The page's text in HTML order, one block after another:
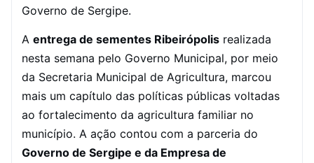
Governo de Sergipe.
A entrega de sementes Ribeirópolis realizada
nesta semana pelo Governo Municipal, por meio
da Secretaria Municipal de Agricultura, marcou
mais um capítulo das políticas públicas voltadas
ao fortalecimento da agricultura familiar no
município. A ação contou com a parceria do
Governo de Sergipe e da Empresa de